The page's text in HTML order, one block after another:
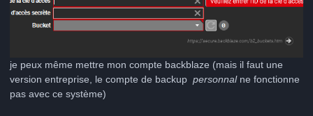
je peux même mettre mon compte backblaze (mais il faut une
version entreprise, le compte de backup personnal ne fonctionne
pas avec ce système)